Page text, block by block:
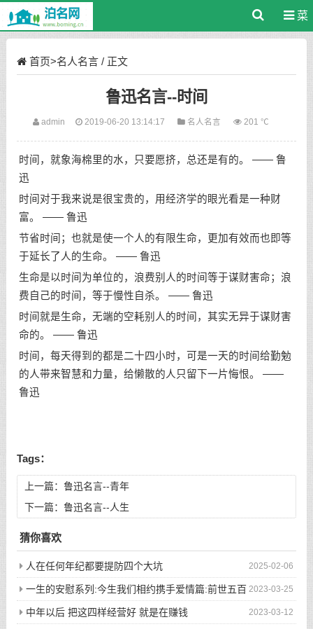
菜
首页>名人名言/ 正文
鲁迅名言--时间
admin 2019-06-20 13:14:17 名人名言 201 ℃
时间，就象海棉里的水，只要愿挤，总还是有的。
—— 鲁
迅
时间对于我来说是很宝贵的，用经济学的眼光看是一种财
富。
—— 鲁迅
节省时间；也就是使一个人的有限生命，更加有效而也即等
于延长了人的生命。
—— 鲁迅
生命是以时间为单位的，浪费别人的时间等于谋财害命；浪
费自己的时间，等于慢性自杀。
—— 鲁迅
时间就是生命，无端的空耗别人的时间，其实无异于谋财害
命的。
—— 鲁迅
时间，每天得到的都是二十四小时，可是一天的时间给勤勉
的人带来智慧和力量，给懒散的人只留下一片悔恨。
——
鲁迅
Tags：
上一篇： 鲁迅名言--青年
下一篇： 鲁迅名言--人生
猜你喜欢
2025-02-06
人在任何年纪都要提防四个大坑
2023-03-25
一生的安慰系列:今生我们相约携手爱情篇:前世五百
次的回眸才换来今生的相遇
2023-03-12
中年以后 把这四样经营好 就是在赚钱